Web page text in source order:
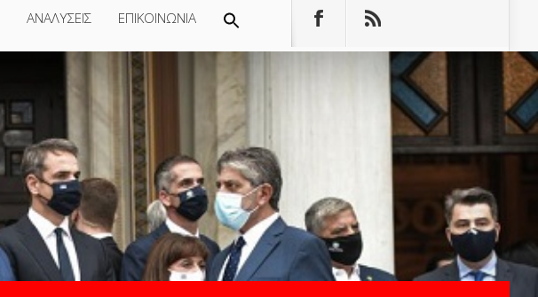
ΑΝΑΛΥΣΕΙΣ ΕΠΙΚΟΙΝΩΝΙΑ